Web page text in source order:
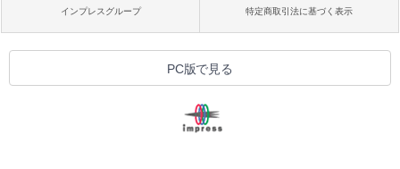
インプレスグループ 特定商取引法に基づく表示
PC版で見る